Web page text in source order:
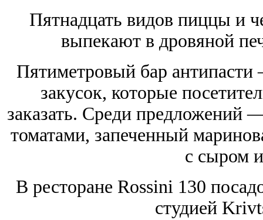
Пятнадцать видов пиццы и
выпекают в дровяной
Пятиметровый бар
закусок, которые
заказать. Среди предложений
томатами, запеченный
с сыром
В ресторане Rossini 130
студией